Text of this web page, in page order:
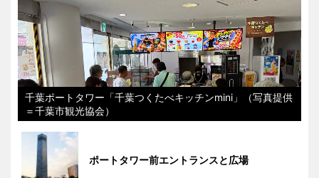
千葉ポートタワー「千葉つくたべキッチンmini」（写真提供
＝千葉市観光協会）
ポートタワー前エントランスと広場